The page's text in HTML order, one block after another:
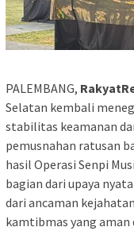
PALEMBANG,
Selatan kembali
stabilitas keamanan
pemusnahan ratusan
hasil Operasi Senpi
bagian dari upaya
dari ancaman
kamtibmas yang aman